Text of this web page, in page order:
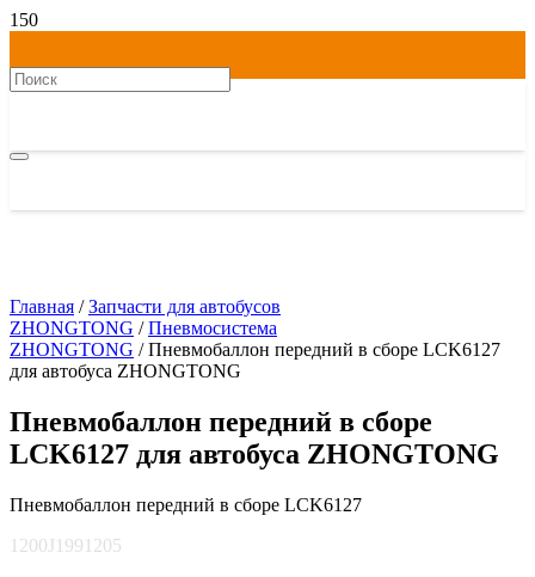
Главная /Запчасти для автобусов
ZHONGTONG /Пневмосистема
ZHONGTONG / Пневмобаллон передний в сборе LCK6127
для автобуса ZHONGTONG
Пневмобаллон передний в сборе
LCK6127 для автобуса ZHONGTONG
Пневмобаллон передний в сборе LCK6127
1200J1991205